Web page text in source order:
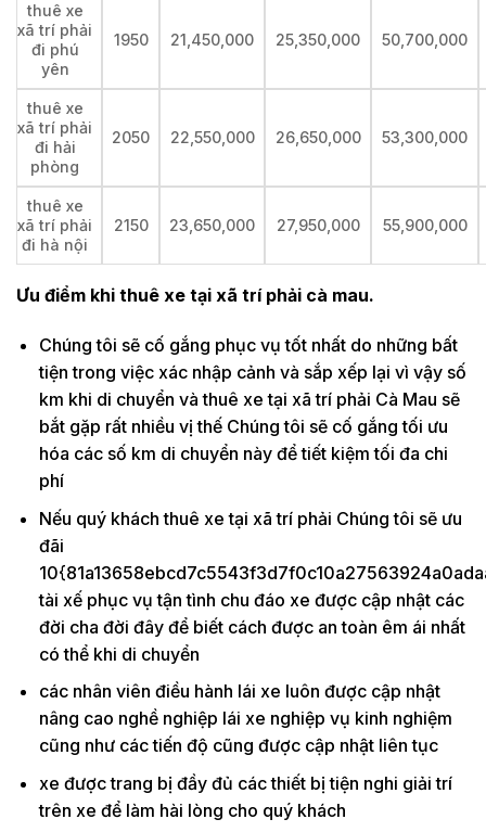
thuê xe
xã trí phải
đi phú
yên
1950 21,450,000 25,350,000 50,700,000
thuê xe
xã trí phải
đi hải
phòng
2050 22,550,000 26,650,000 53,300,000
thuê xe
xã trí phải
đi hà nội
2150 23,650,000 27,950,000 55,900,000
Ưu điểm khi thuê xe tại xã trí phải cà mau.
Chúng tôi sẽ cố gắng phục vụ tốt nhất do những bất
tiện trong việc xác nhập cảnh và sắp xếp lại vì vậy số
km khi di chuyển và thuê xe tại xã trí phải Cà Mau sẽ
bắt gặp rất nhiều vị thế Chúng tôi sẽ cố gắng tối ưu
hóa các số km di chuyển này để tiết kiệm tối đa chi
phí
Nếu quý khách thuê xe tại xã trí phải Chúng tôi sẽ ưu
đãi
tài xế phục vụ tận tình chu đáo xe được cập nhật các
đời cha đời đây để biết cách được an toàn êm ái nhất
có thể khi di chuyển
các nhân viên điều hành lái xe luôn được cập nhật
nâng cao nghề nghiệp lái xe nghiệp vụ kinh nghiệm
cũng như các tiến độ cũng được cập nhật liên tục
xe được trang bị đầy đủ các thiết bị tiện nghi giải trí
trên xe để làm hài lòng cho quý khách